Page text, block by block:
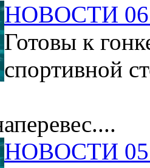
НОВОСТИ
Готовы к
спортивной
НОВОСТИ